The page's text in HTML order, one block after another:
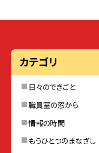
カテゴリ
日々のできごと
職員室の窓から
情報の時間
もうひとつのまなざし